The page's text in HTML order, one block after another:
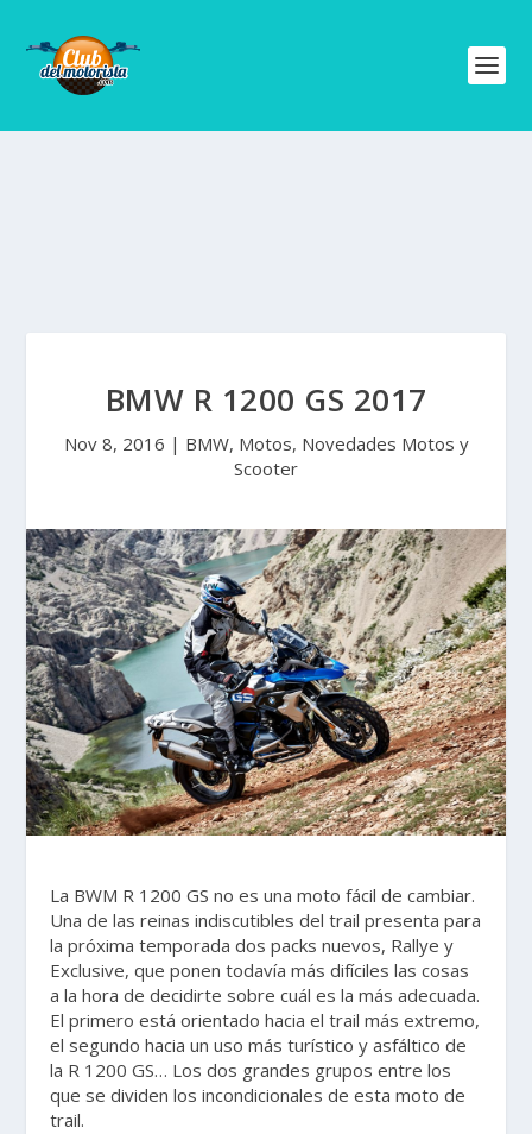
BMW R 1200 GS 2017
Nov 8, 2016 | BMW, Motos, Novedades Motos y
Scooter
La BWM R 1200 GS no es una moto fácil de cambiar.
Una de las reinas indiscutibles del trail presenta para
la próxima temporada dos packs nuevos, Rallye y
Exclusive, que ponen todavía más difíciles las cosas
a la hora de decidirte sobre cuál es la más adecuada.
El primero está orientado hacia el trail más extremo,
el segundo hacia un uso más turístico y asfáltico de
la R 1200 GS… Los dos grandes grupos entre los
que se dividen los incondicionales de esta moto de
trail.